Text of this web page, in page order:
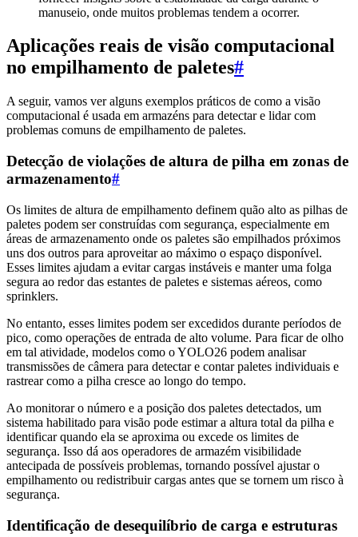
manuseio, onde muitos problemas tendem a ocorrer.
Aplicações reais de visão computacional
no empilhamento de paletes#
A seguir, vamos ver alguns exemplos práticos de como a visão
computacional é usada em armazéns para detectar e lidar com
problemas comuns de empilhamento de paletes.
Detecção de violações de altura de pilha em zonas de
armazenamento#
Os limites de altura de empilhamento definem quão alto as pilhas de
paletes podem ser construídas com segurança, especialmente em
áreas de armazenamento onde os paletes são empilhados próximos
uns dos outros para aproveitar ao máximo o espaço disponível.
Esses limites ajudam a evitar cargas instáveis e manter uma folga
segura ao redor das estantes de paletes e sistemas aéreos, como
sprinklers.
No entanto, esses limites podem ser excedidos durante períodos de
pico, como operações de entrada de alto volume. Para ficar de olho
em tal atividade, modelos como o YOLO26 podem analisar
transmissões de câmera para detectar e contar paletes individuais e
rastrear como a pilha cresce ao longo do tempo.
Ao monitorar o número e a posição dos paletes detectados, um
sistema habilitado para visão pode estimar a altura total da pilha e
identificar quando ela se aproxima ou excede os limites de
segurança. Isso dá aos operadores de armazém visibilidade
antecipada de possíveis problemas, tornando possível ajustar o
empilhamento ou redistribuir cargas antes que se tornem um risco à
segurança.
Identificação de desequilíbrio de carga e estruturas